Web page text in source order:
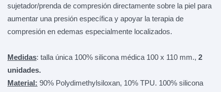
sujetador/prenda de compresión directamente sobre la piel para
aumentar una presión específica y apoyar la terapia de
compresión en edemas especialmente localizados.
Medidas: talla única 100% silicona médica 100 x 110 mm., 2
unidades.
Material: 90% Polydimethylsiloxan, 10% TPU. 100% silicona